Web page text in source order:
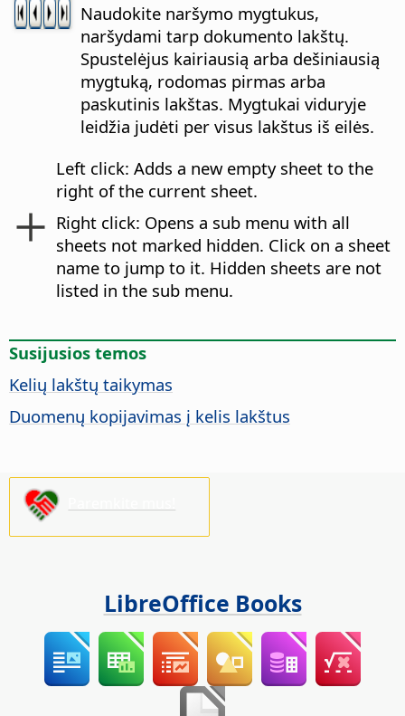
Naudokite naršymo mygtukus,
naršydami tarp dokumento lakštų.
Spustelėjus kairiausią arba dešiniausią
mygtuką, rodomas pirmas arba
paskutinis lakštas. Mygtukai viduryje
leidžia judėti per visus lakštus iš eilės.
Left click: Adds a new empty sheet to the
right of the current sheet.
Right click: Opens a sub menu with all
sheets not marked hidden. Click on a sheet
name to jump to it. Hidden sheets are not
listed in the sub menu.
Susijusios temos
Kelių lakštų taikymas
Duomenų kopijavimas į kelis lakštus
LibreOffice Books